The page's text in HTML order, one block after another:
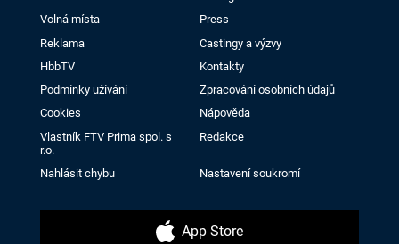
Volná místa
Press
Reklama
Castingy a výzvy
HbbTV
Kontakty
Podmínky užívání
Zpracování osobních údajů
Cookies
Nápověda
Vlastník FTV Prima spol. s
r.o.
Redakce
Nahlásit chybu Nastavení soukromí
App Store